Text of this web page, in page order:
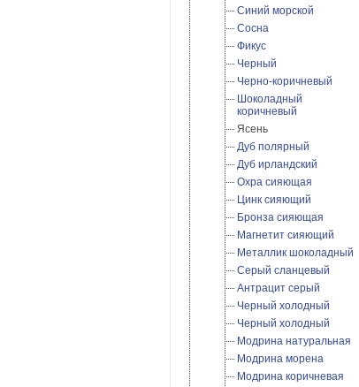
Синий морской
Сосна
Фикус
Черный
Черно-коричневый
Шоколадный
коричневый
Ясень
Дуб полярный
Дуб ирландский
Охра сияющая
Цинк сияющий
Бронза сияющая
Магнетит сияющий
Металлик шоколадный
Cерый сланцевый
Антрацит серый
Черный холодный
Черный холодный
Модрина натуральная
Модрина морена
Модрина коричневая